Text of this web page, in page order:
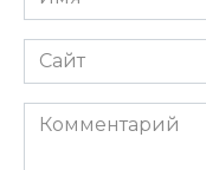
*
Сайт
Комментарий